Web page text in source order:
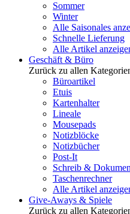
Sommer
Winter
Alle Saisonales
Schnelle Lieferung
Alle Artikel
Geschäft & Büro
Zurück zu allen
Büroartikel
Etuis
Kartenhalter
Lineale
Mousepads
Notizblöcke
Notizbücher
Post-It
Schreib &
Taschenrechner
Alle Artikel
Give-Aways & Spiele
Zurück zu allen